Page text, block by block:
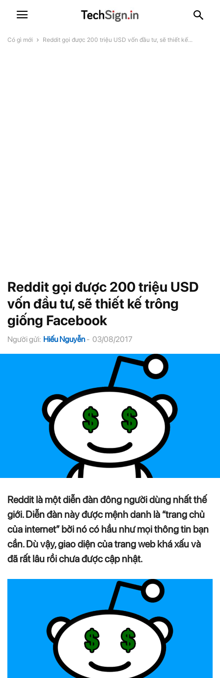
Có gì mới Reddit gọi được 200 triệu USD vốn đầu tư, sẽ thiết kế...
Reddit gọi được 200 triệu USD
vốn đầu tư, sẽ thiết kế trông
giống Facebook
Người gửi: Hiếu Nguyễn - 03/08/2017
Reddit là một diễn đàn đông người dùng nhất thế
giới. Diễn đàn này được mệnh danh là “trang chủ
của internet” bởi nó có hầu như mọi thông tin bạn
cần. Dù vậy, giao diện của trang web khá xấu và
đã rất lâu rồi chưa được cập nhật.